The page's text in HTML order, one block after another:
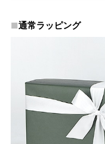
通常ラッピング